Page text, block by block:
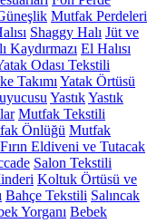
Mutfak Perdeleri
Shaggy Halı Jüt ve
Kaydırmazı El Halısı
Odası Tekstili
Takımı Yatak Örtüsü
YastıkYastık
Mutfak Tekstili
Önlüğü Mutfak
Fırın Eldiveni ve Tutacak
Salon Tekstili
Koltuk Örtüsü ve
Bahçe Tekstili Salıncak
Yorganı Bebek